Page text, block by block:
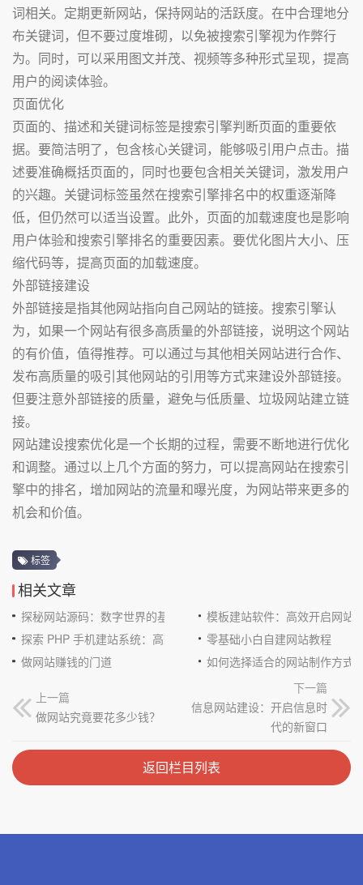
词相关。定期更新网站，保持网站的活跃度。在中合理地分
布关键词，但不要过度堆砌，以免被搜索引擎视为作弊行
为。同时，可以采用图文并茂、视频等多种形式呈现，提高
用户的阅读体验。
页面优化
页面的、描述和关键词标签是搜索引擎判断页面的重要依
据。要简洁明了，包含核心关键词，能够吸引用户点击。描
述要准确概括页面的，同时也要包含相关关键词，激发用户
的兴趣。关键词标签虽然在搜索引擎排名中的权重逐渐降
低，但仍然可以适当设置。此外，页面的加载速度也是影响
用户体验和搜索引擎排名的重要因素。要优化图片大小、压
缩代码等，提高页面的加载速度。
外部链接建设
外部链接是指其他网站指向自己网站的链接。搜索引擎认
为，如果一个网站有很多高质量的外部链接，说明这个网站
的有价值，值得推荐。可以通过与其他相关网站进行合作、
发布高质量的吸引其他网站的引用等方式来建设外部链接。
但要注意外部链接的质量，避免与低质量、垃圾网站建立链
接。
网站建设搜索优化是一个长期的过程，需要不断地进行优化
和调整。通过以上几个方面的努力，可以提高网站在搜索引
擎中的排名，增加网站的流量和曝光度，为网站带来更多的
机会和价值。
标签
相关文章
探秘网站源码：数字世界的基石
模板建站软件：高效开启网站
探索 PHP 手机建站系统：高效与便捷的完美结合零基础小白自建网站教程
做网站赚钱的门道
如何选择适合的网站制作方式
上一篇
做网站究竟要花多少钱？
下一篇
信息网站建设：开启信息时
代的新窗口
返回栏目列表